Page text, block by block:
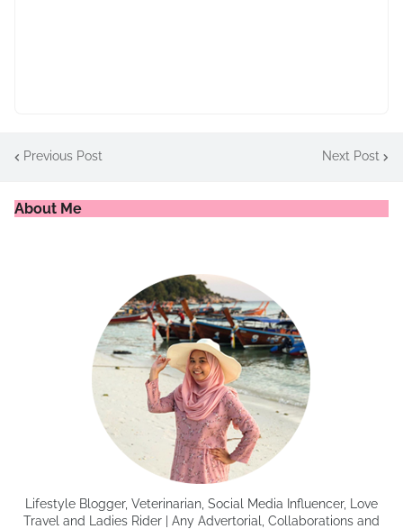
Previous Post Next Post
About Me
Lifestyle Blogger, Veterinarian, Social Media Influencer, Love
Travel and Ladies Rider | Any Advertorial, Collaborations and